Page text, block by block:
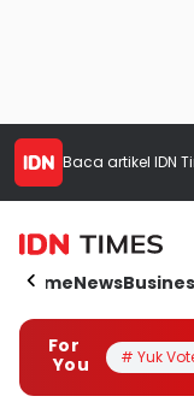
Baca artikel IDN
HomeNews
For
You
# Yuk